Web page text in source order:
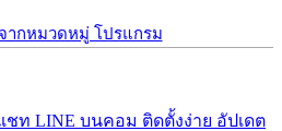
ากหมวดหมู่ โปรแกรม
ชท LINE บนคอม ติดตั้งง่าย อัปเดต